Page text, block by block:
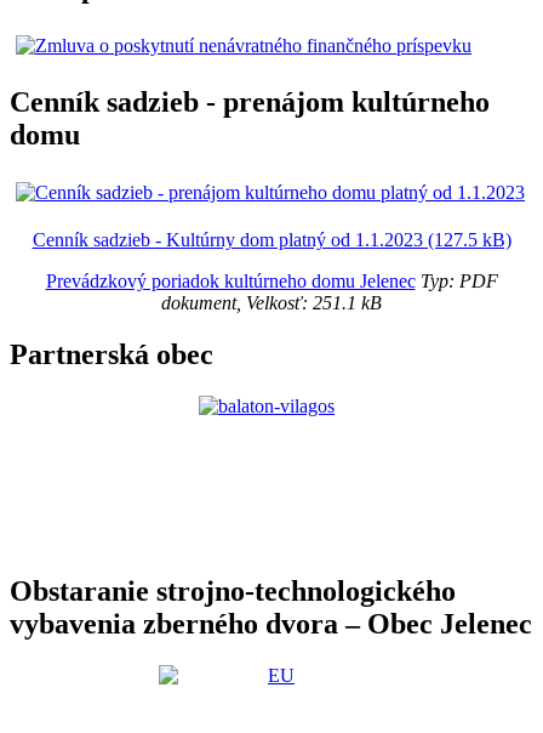
Cenník sadzieb - prenájom kultúrneho
domu
Cenník sadzieb - Kultúrny dom platný od 1.1.2023 (127.5 kB)
Prevádzkový poriadok kultúrneho domu JelenecTyp: PDF
dokument, Velkosť: 251.1 kB
Partnerská obec
Obstaranie strojno-technologického
vybavenia zberného dvora – Obec Jelenec